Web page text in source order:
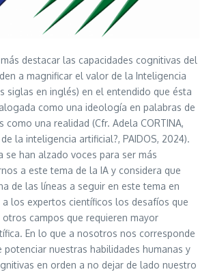
destacar las capacidades cognitivas del
a magnificar el valor de la Inteligencia
siglas en inglés) en el entendido que ésta
como una ideología en palabras de
como una realidad (Cfr. Adela CORTINA,
la inteligencia artificial?, PAIDOS, 2024).
se han alzado voces para ser más
a este tema de la IA y considera que
de las líneas a seguir en este tema en
a los expertos científicos los desafíos que
campos que requieren mayor
En lo que a nosotros nos corresponde
potenciar nuestras habilidades humanas y
en orden a no dejar de lado nuestro